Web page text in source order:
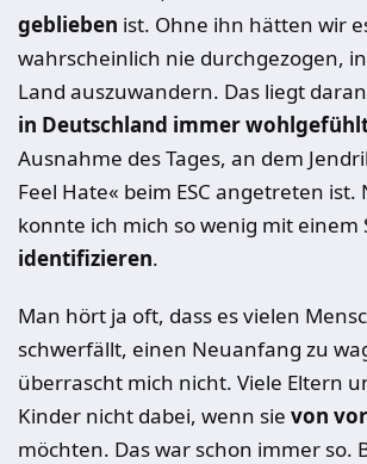
geblieben ist. Ohne ihn hätten wir
wahrscheinlich nie durchgezogen,
Land auszuwandern. Das liegt
in Deutschland immer
Ausnahme des Tages, an dem
Feel Hate« beim ESC angetreten ist.
konnte ich mich so wenig mit einem
identifizieren.
Man hört ja oft, dass es vielen
schwerfällt, einen Neuanfang zu
überrascht mich nicht. Viele Eltern
Kinder nicht dabei, wenn sie von
möchten. Das war schon immer so.